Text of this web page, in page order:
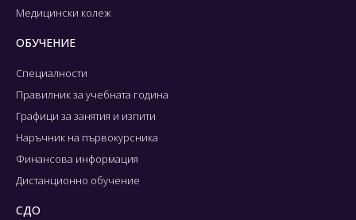
Медицински колеж
ОБУЧЕНИЕ
Специалности
Правилник за учебната година
Графици за занятия и изпити
Наръчник на първокурсника
Финансова информация
Дистанционно обучение
СДО